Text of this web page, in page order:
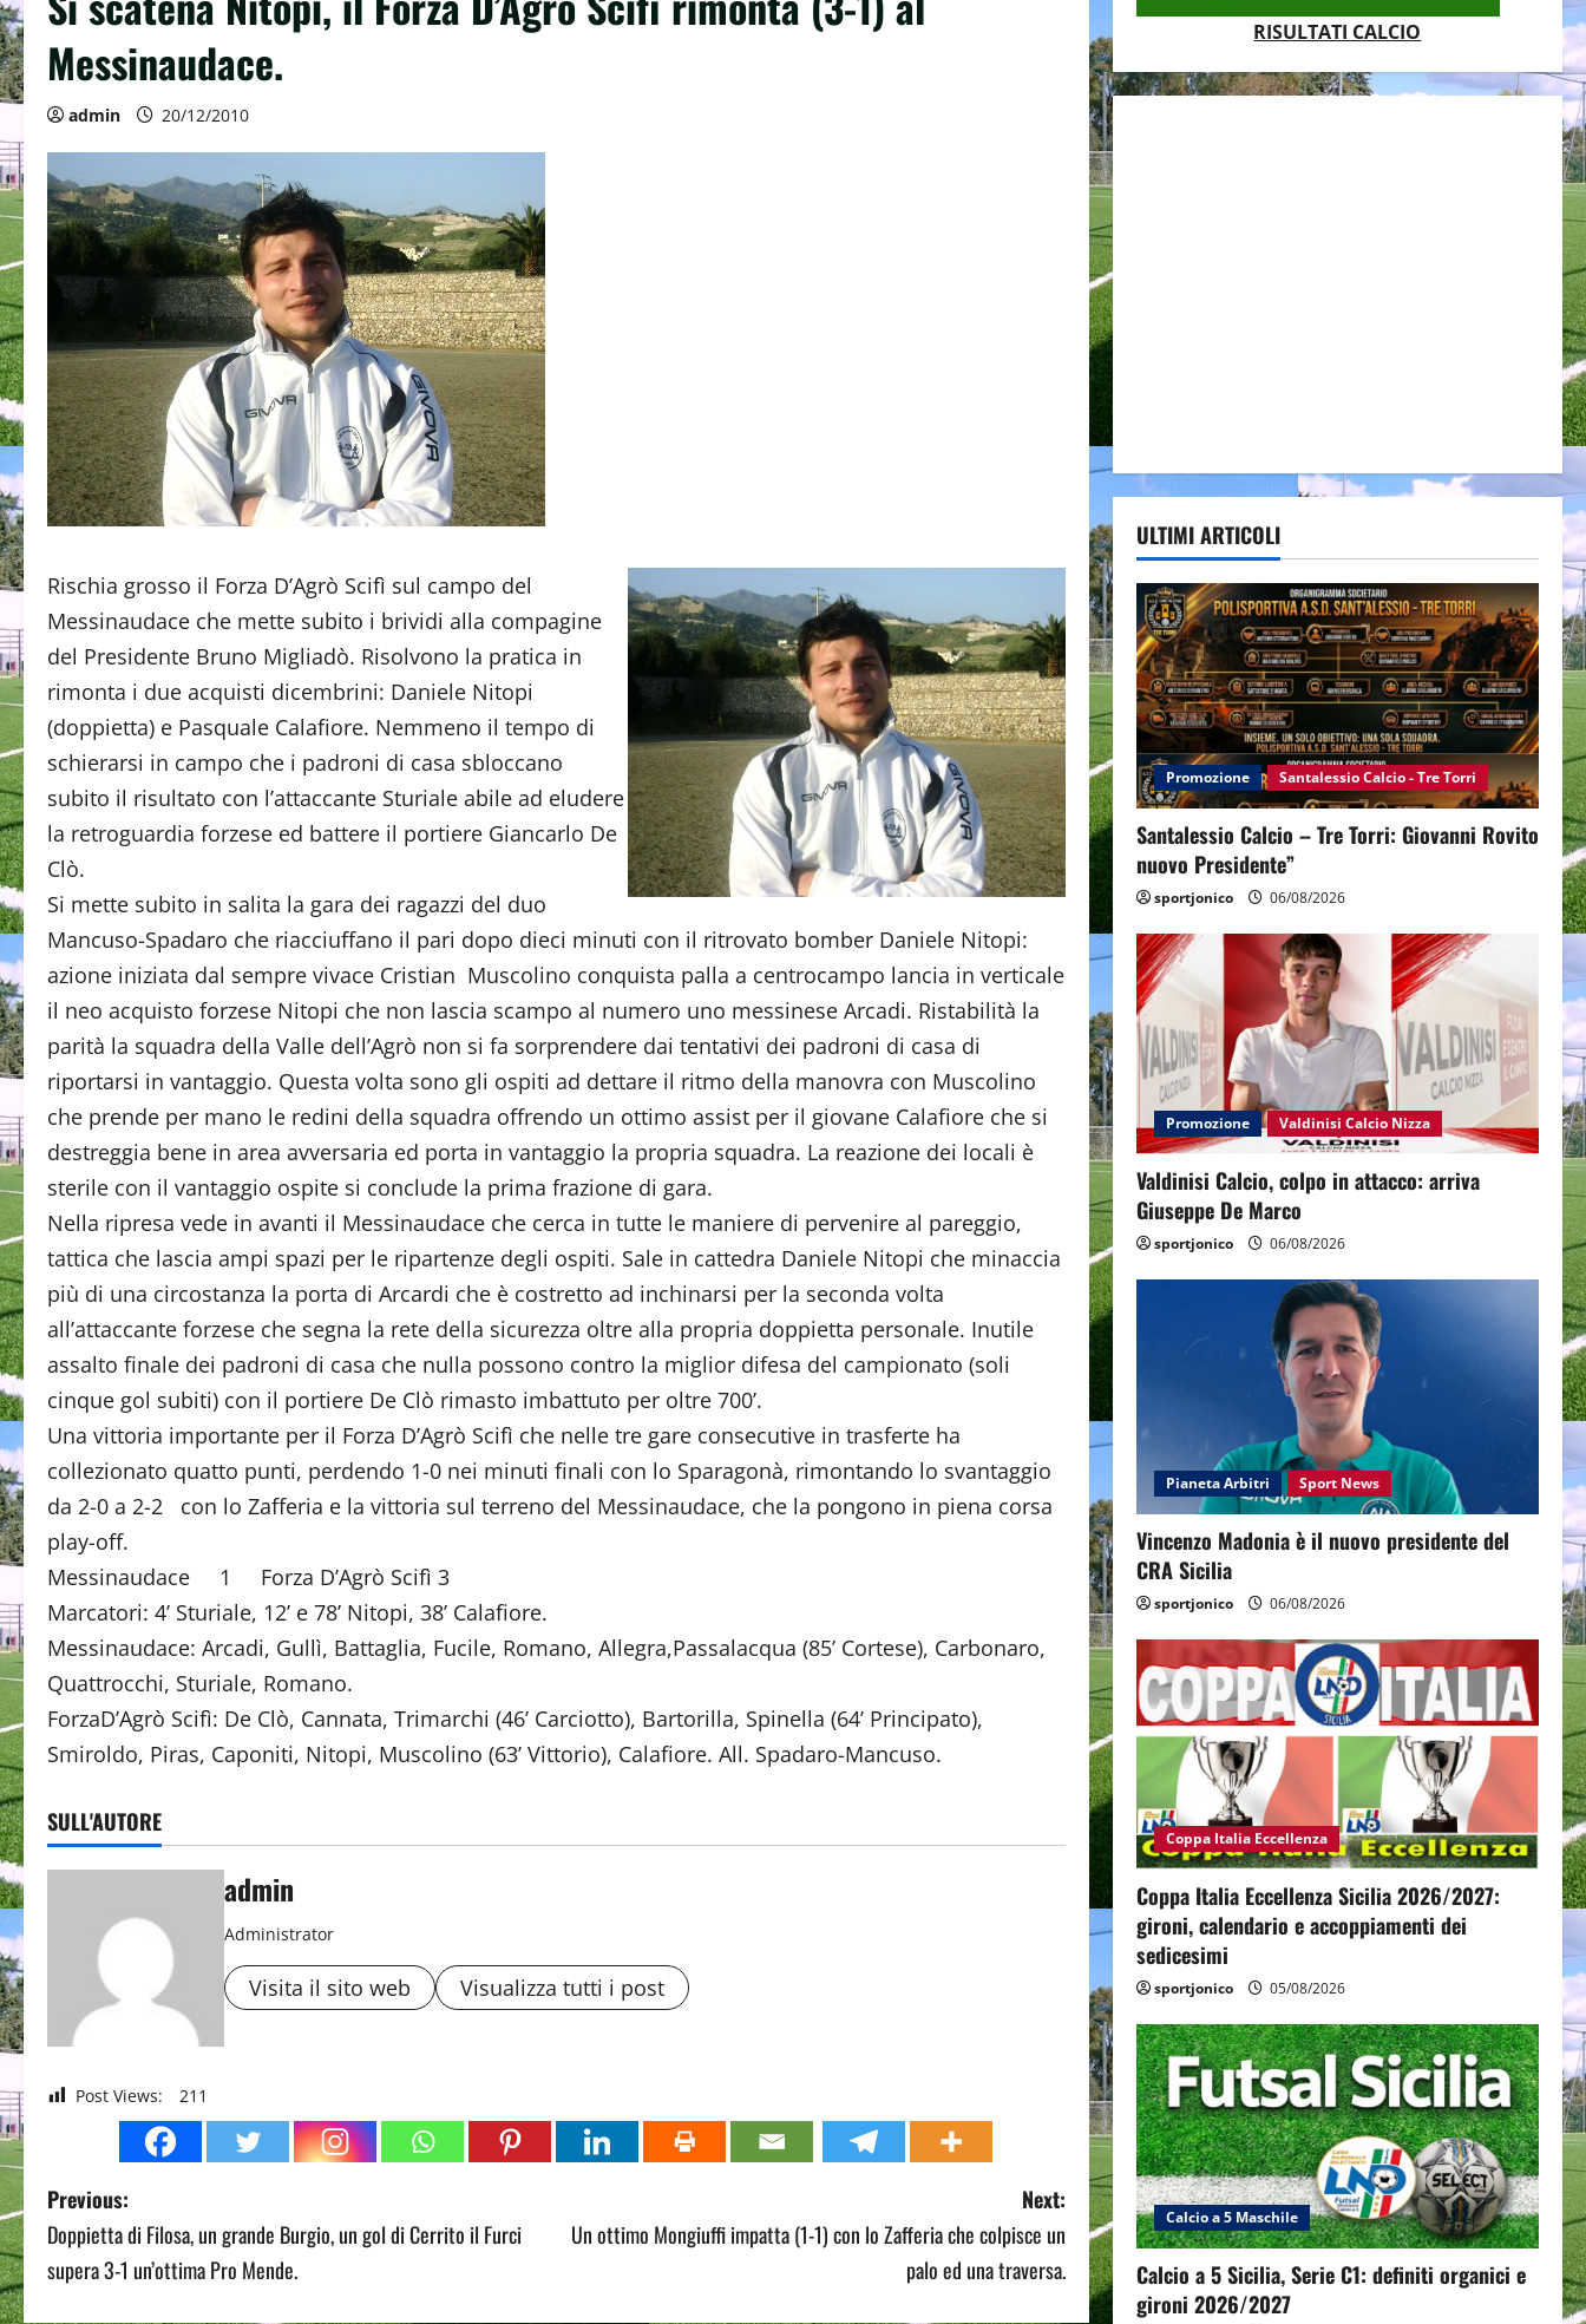
Messinaudace.
admin 20/12/2010
Rischia grosso il Forza D’Agrò Scifì sul campo del
Messinaudace che mette subito i brividi alla compagine
del Presidente Bruno Migliadò. Risolvono la pratica in
rimonta i due acquisti dicembrini: Daniele Nitopi
(doppietta) e Pasquale Calafiore. Nemmeno il tempo di
schierarsi in campo che i padroni di casa sbloccano
subito il risultato con l’attaccante Sturiale abile ad eludere
la retroguardia forzese ed battere il portiere Giancarlo De
Clò.
Si mette subito in salita la gara dei ragazzi del duo
Mancuso-Spadaro che riacciuffano il pari dopo dieci minuti con il ritrovato bomber Daniele Nitopi:
azione iniziata dal sempre vivace Cristian Muscolino conquista palla a centrocampo lancia in verticale
il neo acquisto forzese Nitopi che non lascia scampo al numero uno messinese Arcadi. Ristabilità la
parità la squadra della Valle dell’Agrò non si fa sorprendere dai tentativi dei padroni di casa di
riportarsi in vantaggio. Questa volta sono gli ospiti ad dettare il ritmo della manovra con Muscolino
che prende per mano le redini della squadra offrendo un ottimo assist per il giovane Calafiore che si
destreggia bene in area avversaria ed porta in vantaggio la propria squadra. La reazione dei locali è
sterile con il vantaggio ospite si conclude la prima frazione di gara.
Nella ripresa vede in avanti il Messinaudace che cerca in tutte le maniere di pervenire al pareggio,
tattica che lascia ampi spazi per le ripartenze degli ospiti. Sale in cattedra Daniele Nitopi che minaccia
più di una circostanza la porta di Arcardi che è costretto ad inchinarsi per la seconda volta
all’attaccante forzese che segna la rete della sicurezza oltre alla propria doppietta personale. Inutile
assalto finale dei padroni di casa che nulla possono contro la miglior difesa del campionato (soli
cinque gol subiti) con il portiere De Clò rimasto imbattuto per oltre 700’.
Una vittoria importante per il Forza D’Agrò Scifì che nelle tre gare consecutive in trasferte ha
collezionato quatto punti, perdendo 1-0 nei minuti finali con lo Sparagonà, rimontando lo svantaggio
da 2-0 a 2-2 con lo Zafferia e la vittoria sul terreno del Messinaudace, che la pongono in piena corsa
play-off.
Messinaudace 1 Forza D’Agrò Scifì 3
Marcatori: 4’ Sturiale, 12’ e 78’ Nitopi, 38’ Calafiore.
Messinaudace: Arcadi, Gullì, Battaglia, Fucile, Romano, Allegra,Passalacqua (85’ Cortese), Carbonaro,
Quattrocchi, Sturiale, Romano.
ForzaD’Agrò Scifì: De Clò, Cannata, Trimarchi (46’ Carciotto), Bartorilla, Spinella (64’ Principato),
Smiroldo, Piras, Caponiti, Nitopi, Muscolino (63’ Vittorio), Calafiore. All. Spadaro-Mancuso.
SULL'AUTORE
admin
Administrator
Visita il sito web Visualizza tutti i post
Post Views: 211
P
o
Previous:
Doppietta di Filosa, un grande Burgio, un gol di Cerrito il Furci
supera 3-1 un’ottima Pro Mende.
Next:
Un ottimo Mongiuffi impatta (1-1) con lo Zafferia che colpisce un
palo ed una traversa.
RISULTATI CALCIO
ULTIMI ARTICOLI
Promozione Santalessio Calcio - Tre Torri
Santalessio Calcio – Tre Torri: Giovanni Rovito
nuovo Presidente”
sportjonico 06/08/2026
Promozione Valdinisi Calcio Nizza
Valdinisi Calcio, colpo in attacco: arriva
Giuseppe De Marco
sportjonico 06/08/2026
Pianeta Arbitri Sport News
Vincenzo Madonia è il nuovo presidente del
CRA Sicilia
sportjonico 06/08/2026
Coppa Italia Eccellenza
Coppa Italia Eccellenza Sicilia 2026/2027:
gironi, calendario e accoppiamenti dei
sedicesimi
sportjonico 05/08/2026
Calcio a 5 Maschile
Calcio a 5 Sicilia, Serie C1: definiti organici e
gironi 2026/2027